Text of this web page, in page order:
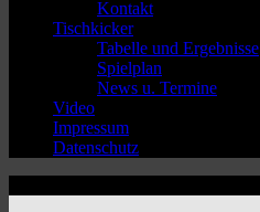
Kontakt
Tischkicker
Tabelle und Ergebnisse
Spielplan
News u. Termine
Video
Impressum
Datenschutz